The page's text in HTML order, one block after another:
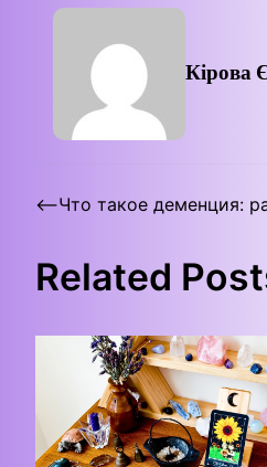
Кірова
Post
⟵Что такое деменция:
Related